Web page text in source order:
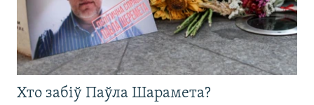
Хто забіў Паўла Шарамета?